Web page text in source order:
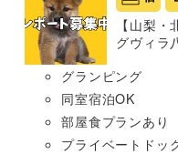
【山梨
グヴィラ
グランピング
同室宿泊OK
部屋食プランあり
プライベートドッ